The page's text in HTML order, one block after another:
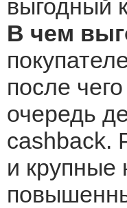
выгодный
В чем
после
очередь
cashback.
и крупные